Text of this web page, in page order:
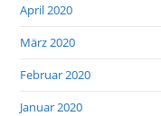
April 2020
März 2020
Februar 2020
Januar 2020